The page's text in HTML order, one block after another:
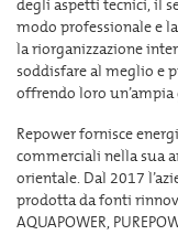
degli aspetti tecnici, il
modo professionale e
la riorganizzazione
soddisfare al meglio e
offrendo loro
Repower fornisce
commerciali nella sua
orientale. Dal 2017
prodotta da fonti
AQUAPOWER,